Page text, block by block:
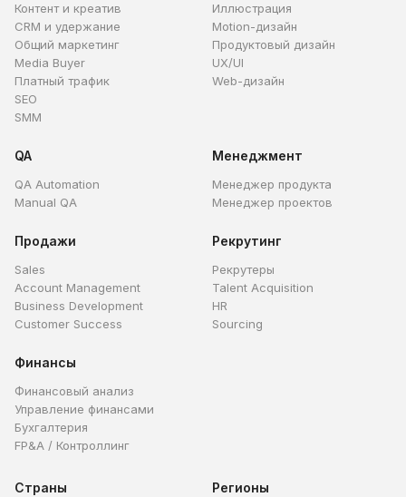
Контент и креатив
CRM и удержание
Общий маркетинг
Media Buyer
Платный трафик
SEO
SMM
Иллюстрация
Motion-дизайн
Продуктовый дизайн
UX/UI
Web-дизайн
QA
QA Automation
Manual QA
Менеджмент
Менеджер продукта
Менеджер проектов
Продажи
Sales
Account Management
Business Development
Customer Success
Рекрутинг
Рекрутеры
Talent Acquisition
HR
Sourcing
Финансы
Финансовый анализ
Управление финансами
Бухгалтерия
FP&A / Контроллинг
Страны Регионы